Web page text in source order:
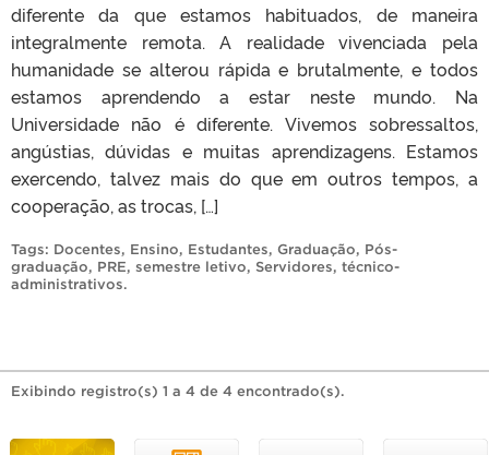
diferente da que estamos habituados, de maneira
integralmente remota. A realidade vivenciada pela
humanidade se alterou rápida e brutalmente, e todos
estamos aprendendo a estar neste mundo. Na
Universidade não é diferente. Vivemos sobressaltos,
angústias, dúvidas e muitas aprendizagens. Estamos
exercendo, talvez mais do que em outros tempos, a
cooperação, as trocas, […]
Tags: Docentes, Ensino, Estudantes, Graduação, Pós-
graduação, PRE, semestre letivo, Servidores, técnico-
administrativos.
Exibindo registro(s) 1 a 4 de 4 encontrado(s).